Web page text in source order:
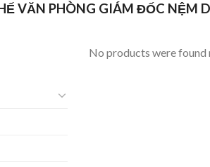
VĂN PHÒNG GIÁM ĐỐC NỆM
No products were found